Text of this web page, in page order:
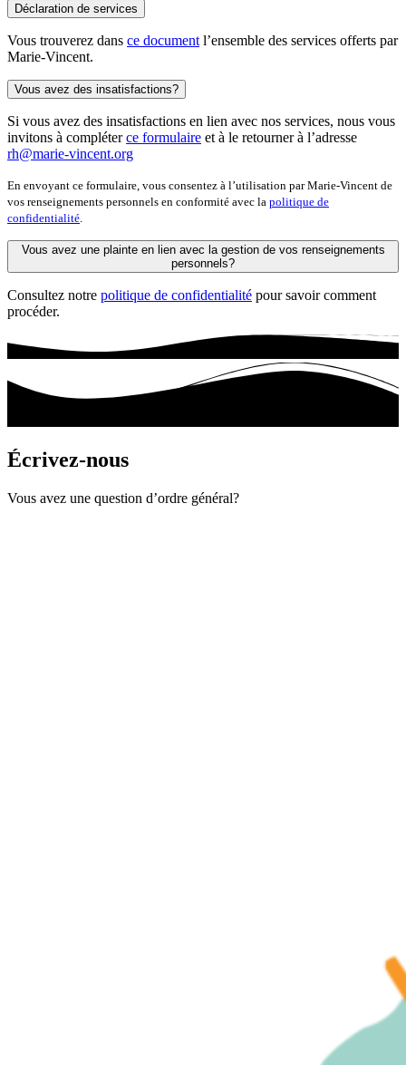
Déclaration de services
Vous trouverez dans ce document l’ensemble des services offerts par
Marie-Vincent.
Vous avez des insatisfactions?
Si vous avez des insatisfactions en lien avec nos services, nous vous
invitons à compléterce formulaire et à le retourner à l’adresse
rh@marie-vincent.org
En envoyant ce formulaire, vous consentez à l’utilisation par Marie-Vincent de
vos renseignements personnels en conformité avec la politique de
confidentialité
Vous avez une plainte en lien avec la gestion de vos renseignements
personnels?
Consultez notre politique de confidentialité pour savoir comment
procéder.
Écrivez-nous
Vous avez une question d’ordre général?